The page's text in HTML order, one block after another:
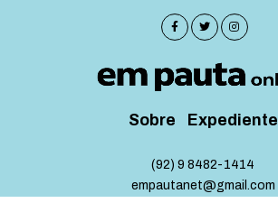
Sobre Expediente
(92) 9 8482-1414
empautanet@gmail.com